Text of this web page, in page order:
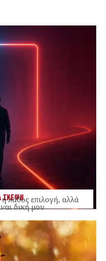
ΣΚΕΨΗ
λάθος επιλογή, αλλά
δική μου